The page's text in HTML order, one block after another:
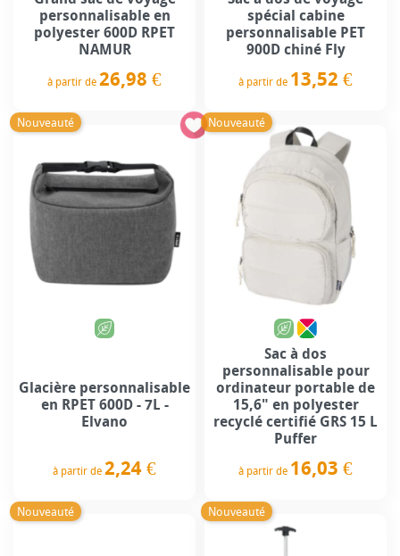
personnalisable en
polyester 600D RPET
NAMUR
à partir de 26,98 €
spécial cabine
personnalisable PET
900D chiné Fly
à partir de 13,52 €
Nouveauté
Glacière personnalisable
en RPET 600D - 7L -
Elvano
à partir de 2,24 €
Nouveauté
Sac à dos
personnalisable pour
ordinateur portable de
15,6" en polyester
recyclé certifié GRS 15 L
Puffer
à partir de 16,03 €
Nouveauté Nouveauté